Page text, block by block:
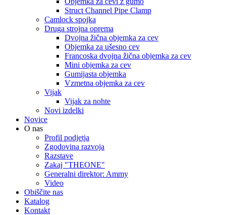
Struct Channel Pipe Clamp
Camlock spojka
Druga strojna oprema
Dvojna žična objemka za cev
Objemka za ušesno cev
Francoska dvojna žična objemka za cev
Mini objemka za cev
Gumijasta objemka
Vzmetna objemka za cev
Vijak
Vijak za nohte
Novi izdelki
Novice
O nas
Profil podjetja
Zgodovina razvoja
Razstave
Zakaj "THEONE"
Generalni direktor: Ammy
Video
Obiščite nas
Katalog
Kontakt